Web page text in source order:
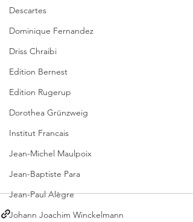
Descartes
Dominique Fernandez
Driss Chraibi
Edition Bernest
Edition Rugerup
Dorothea Grünzweig
Institut Francais
Jean-Michel Maulpoix
Jean-Baptiste Para
Jean-Paul Alègre
Johann Joachim Winckelmann